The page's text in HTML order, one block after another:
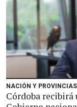
NACIÓN Y PROVINCIAS
Córdoba recibirá